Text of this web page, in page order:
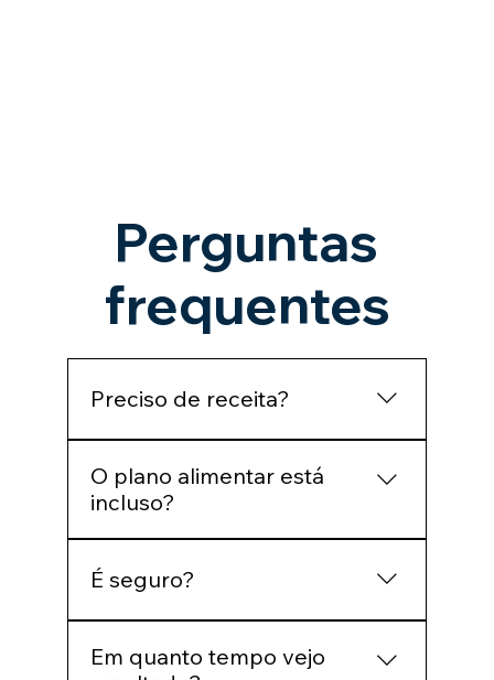
Perguntas
frequentes
Preciso de receita?
para prescrição responsável.
O plano alimentar está
incluso?
personalizado e revisões de acordo
É seguro?
profissionais habilitados, com
Em quanto tempo vejo